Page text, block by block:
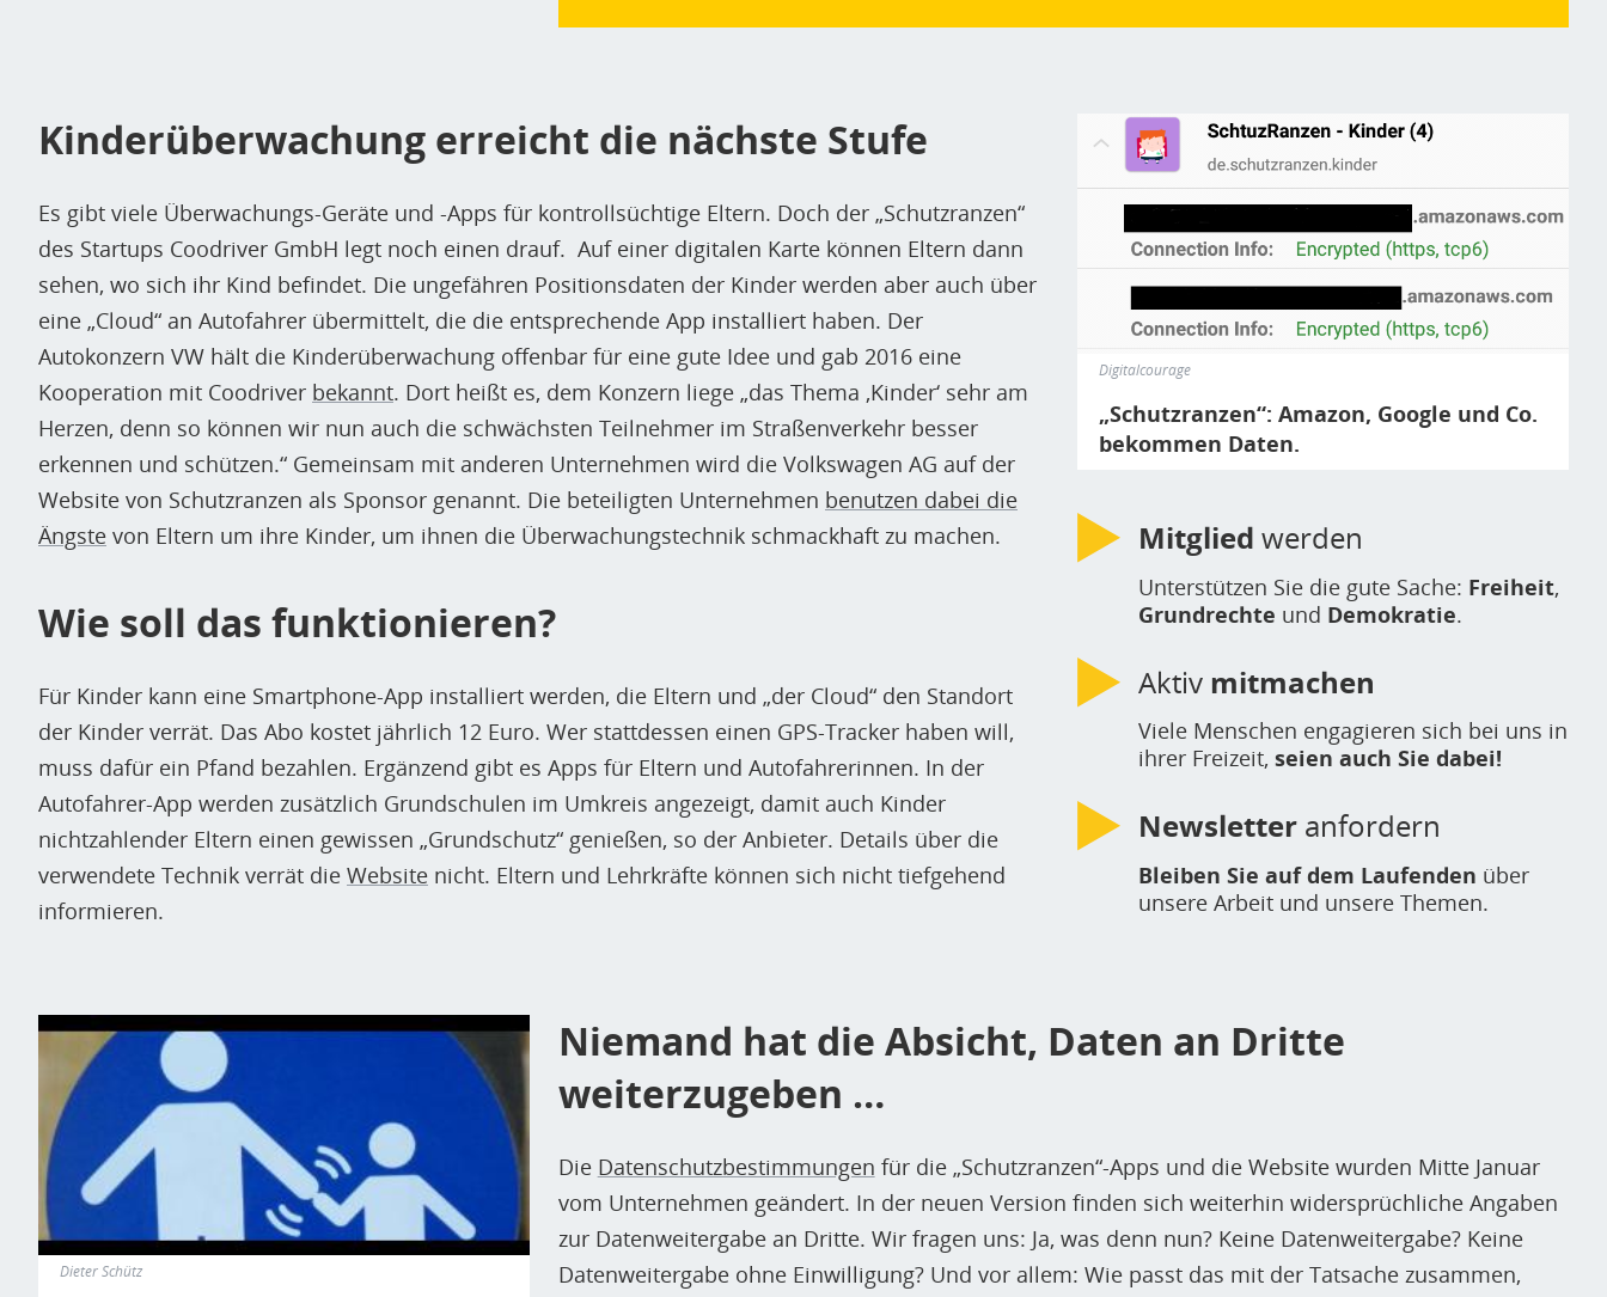
Kinderüberwachung erreicht die nächste Stufe
Es gibt viele Überwachungs-Geräte und -Apps für kontrollsüchtige Eltern. Doch der „Schutzranzen“
des Startups Coodriver GmbH legt noch einen drauf. Auf einer digitalen Karte können Eltern dann
sehen, wo sich ihr Kind befindet. Die ungefähren Positionsdaten der Kinder werden aber auch über
eine „Cloud“ an Autofahrer übermittelt, die die entsprechende App installiert haben. Der
Autokonzern VW hält die Kinderüberwachung offenbar für eine gute Idee und gab 2016 eine
Kooperation mit Coodriver bekannt. Dort heißt es, dem Konzern liege „das Thema ‚Kinder‘ sehr am
Herzen, denn so können wir nun auch die schwächsten Teilnehmer im Straßenverkehr besser
erkennen und schützen.“ Gemeinsam mit anderen Unternehmen wird die Volkswagen AG auf der
Website von Schutzranzen als Sponsor genannt. Die beteiligten Unternehmen benutzen dabei die
Ängste von Eltern um ihre Kinder, um ihnen die Überwachungstechnik schmackhaft zu machen.
Wie soll das funktionieren?
Für Kinder kann eine Smartphone-App installiert werden, die Eltern und „der Cloud“ den Standort
der Kinder verrät. Das Abo kostet jährlich 12 Euro. Wer stattdessen einen GPS-Tracker haben will,
muss dafür ein Pfand bezahlen. Ergänzend gibt es Apps für Eltern und Autofahrerinnen. In der
Autofahrer-App werden zusätzlich Grundschulen im Umkreis angezeigt, damit auch Kinder
nichtzahlender Eltern einen gewissen „Grundschutz“ genießen, so der Anbieter. Details über die
verwendete Technik verrät die Website nicht. Eltern und Lehrkräfte können sich nicht tiefgehend
informieren.
„Schutzranzen“: Amazon, Google und Co.
bekommen Daten.
Digitalcourage
Mitglied werden
Unterstützen Sie die gute Sache: Freiheit,
Grundrechte und Demokratie.
Aktiv mitmachen
Viele Menschen engagieren sich bei uns in
ihrer Freizeit,seien auch Sie dabei!
Newsletter anfordern
Bleiben Sie auf dem Laufenden über
unsere Arbeit und unsere Themen.
Dieter Schütz
Niemand hat die Absicht, Daten an Dritte
weiterzugeben …
Die Datenschutzbestimmungen für die „Schutzranzen“-Apps und die Website wurden Mitte Januar
vom Unternehmen geändert. In der neuen Version finden sich weiterhin widersprüchliche Angaben
zur Datenweitergabe an Dritte. Wir fragen uns: Ja, was denn nun? Keine Datenweitergabe? Keine
Datenweitergabe ohne Einwilligung? Und vor allem: Wie passt das mit der Tatsache zusammen,